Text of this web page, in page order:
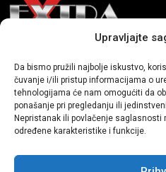
Upravljajte
Da bismo pružili najbolje iskustvo,
čuvanje i/ili pristup informacijama o
tehnologijama će nam omogućiti da
ponašanje pri pregledanju ili
Nepristanak ili povlačenje
određene karakteristike i funkcije.
Mi smo moderni portal
priče iz života, svijeta